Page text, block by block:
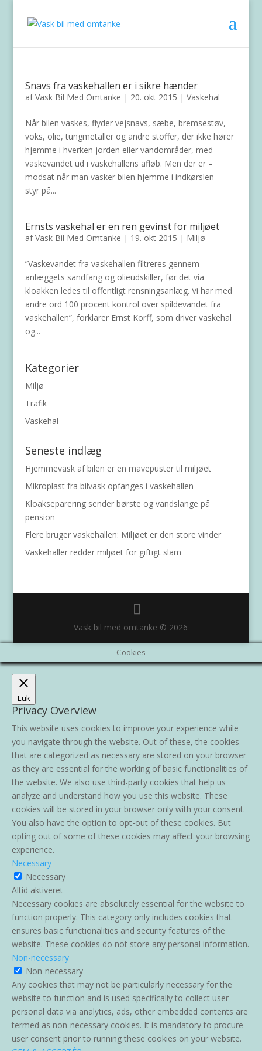
Snavs fra vaskehallen er i sikre hænder
afVask Bil Med Omtanke | 20. okt 2015 | Vaskehal
Når bilen vaskes, flyder vejsnavs, sæbe, bremsestøv,
voks, olie, tungmetaller og andre stoffer, der ikke hører
hjemme i hverken jorden eller vandområder, med
vaskevandet ud i vaskehallens afløb. Men der er –
modsat når man vasker bilen hjemme i indkørslen –
styr på...
Ernsts vaskehal er en ren gevinst for miljøet
afVask Bil Med Omtanke | 19. okt 2015 | Miljø
”Vaskevandet fra vaskehallen filtreres gennem
anlæggets sandfang og olieudskiller, før det via
kloakken ledes til offentligt rensningsanlæg. Vi har med
andre ord 100 procent kontrol over spildevandet fra
vaskehallen”, forklarer Ernst Korff, som driver vaskehal
og...
Kategorier
Miljø
Trafik
Vaskehal
Seneste indlæg
Hjemmevask af bilen er en mavepuster til miljøet
Mikroplast fra bilvask opfanges i vaskehallen
Kloakseparering sender børste og vandslange på
pension
Flere bruger vaskehallen: Miljøet er den store vinder
Vaskehaller redder miljøet for giftigt slam
Vask bil med omtanke © 2026
Cookies
Luk
Privacy Overview
This website uses cookies to improve your experience while
you navigate through the website. Out of these, the cookies
that are categorized as necessary are stored on your browser
as they are essential for the working of basic functionalities of
the website. We also use third-party cookies that help us
analyze and understand how you use this website. These
cookies will be stored in your browser only with your consent.
You also have the option to opt-out of these cookies. But
opting out of some of these cookies may affect your browsing
experience.
Necessary
Necessary
Altid aktiveret
Necessary cookies are absolutely essential for the website to
function properly. This category only includes cookies that
ensures basic functionalities and security features of the
website. These cookies do not store any personal information.
Non-necessary
Non-necessary
Any cookies that may not be particularly necessary for the
website to function and is used specifically to collect user
personal data via analytics, ads, other embedded contents are
termed as non-necessary cookies. It is mandatory to procure
user consent prior to running these cookies on your website.